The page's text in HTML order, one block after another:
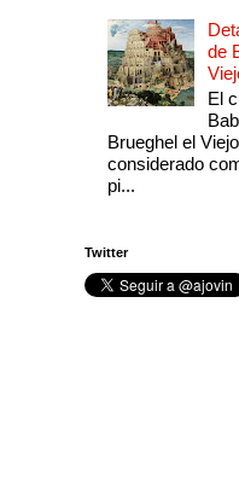
de
El
Brueghel el
considerado
pi...
Twitter